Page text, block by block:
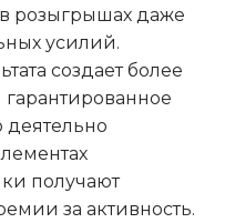
розыгрышах даже
усилий.
создает более
деятельно
получают
за активность.